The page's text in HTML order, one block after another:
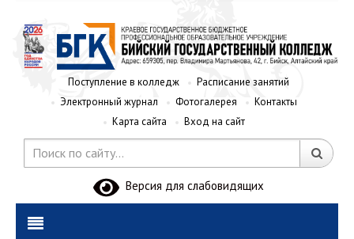
Поступление в колледж
Расписание занятий
Электронный журнал
Фотогалерея
Контакты
Карта сайта
Вход на сайт
Версия для слабовидящих